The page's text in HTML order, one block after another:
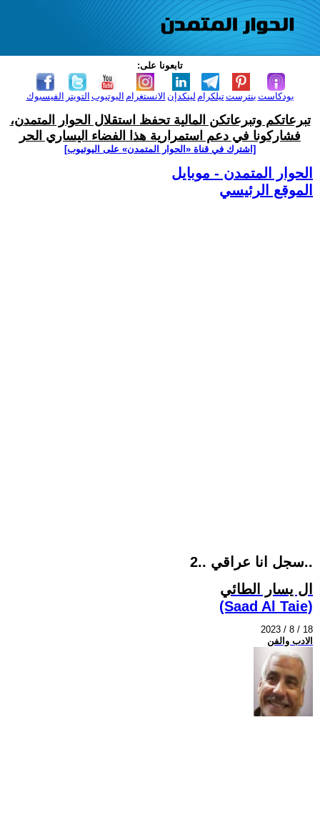
تابعونا على:
الفيسبوك التويتر اليوتيوب الانستغرام لينكدإن تيلكرامبنترست بودكاست
تبرعاتكم وتبرعاتكن المالية تحفظ استقلال الحوار المتمدن،
فشاركونا في دعم استمرارية هذا الفضاء اليساري الحر
[اشترك في قناة ‫«الحوار المتمدن» على اليوتيوب]
الحوار المتمدن - موبايل
الموقع الرئيسي
سجل انا عراقي ..2..
ال يسار الطائي
(Saad Al Taie)
2023 / 8 / 18
الادب والفن